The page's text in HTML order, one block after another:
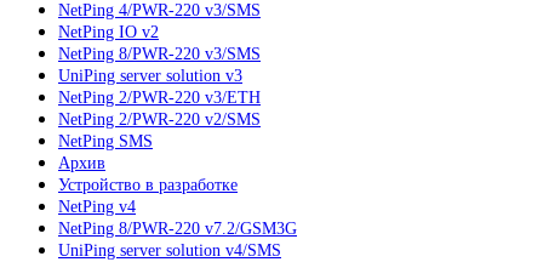
NetPing 4/PWR-220 v3/SMS
NetPing IO v2
NetPing 8/PWR-220 v3/SMS
UniPing server solution v3
NetPing 2/PWR-220 v3/ETH
NetPing 2/PWR-220 v2/SMS
NetPing SMS
Архив
Устройство в разработке
NetPing v4
NetPing 8/PWR-220 v7.2/GSM3G
UniPing server solution v4/SMS